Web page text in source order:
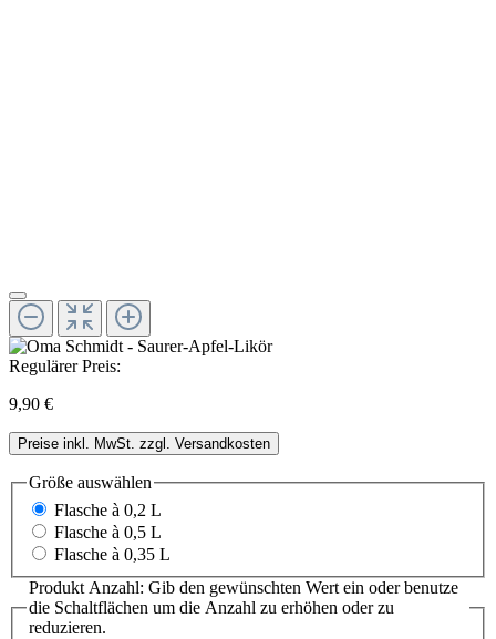
Regulärer Preis:
9,90 €
Preise inkl. MwSt. zzgl. Versandkosten
Größe auswählen
Flasche à 0,2 L
Flasche à 0,5 L
Flasche à 0,35 L
Produkt Anzahl: Gib den gewünschten Wert ein oder benutze
die Schaltflächen um die Anzahl zu erhöhen oder zu
reduzieren.